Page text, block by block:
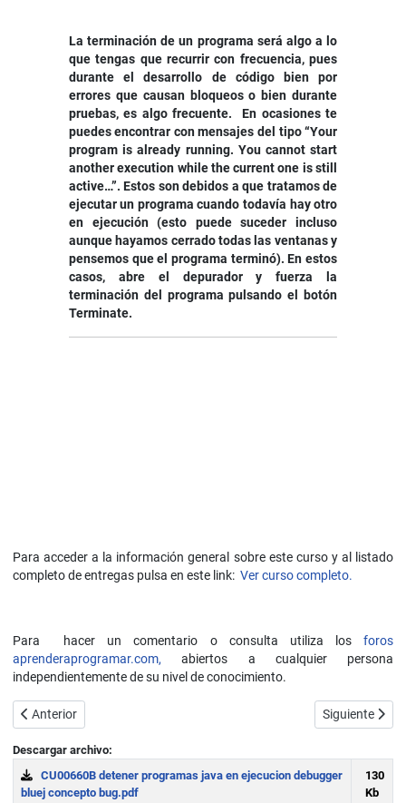
La terminación de un programa será algo a lo
que tengas que recurrir con frecuencia, pues
durante el desarrollo de código bien por
errores que causan bloqueos o bien durante
pruebas, es algo frecuente. En ocasiones te
puedes encontrar con mensajes del tipo “Your
program is already running. You cannot start
another execution while the current one is still
active…”. Estos son debidos a que tratamos de
ejecutar un programa cuando todavía hay otro
en ejecución (esto puede suceder incluso
aunque hayamos cerrado todas las ventanas y
pensemos que el programa terminó). En estos
casos, abre el depurador y fuerza la
terminación del programa pulsando el botón
Terminate.
Para acceder a la información general sobre este curso y al listado
completo de entregas pulsa en este link: Ver curso completo.
Para hacer un comentario o consulta utiliza losforos
aprenderaprogramar.com, abiertos a cualquier persona
independientemente de su nivel de conocimiento.
Artículo anterior: While y do while en Java (ciclos o bucles). Ejemplo
Anterior Artículo
Siguiente
Descargar archivo:
CU00660B detener programas java en ejecucion debugger
bluej concepto bug.pdf
130
Kb